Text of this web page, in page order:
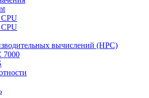
вычислений (HPC)
7000